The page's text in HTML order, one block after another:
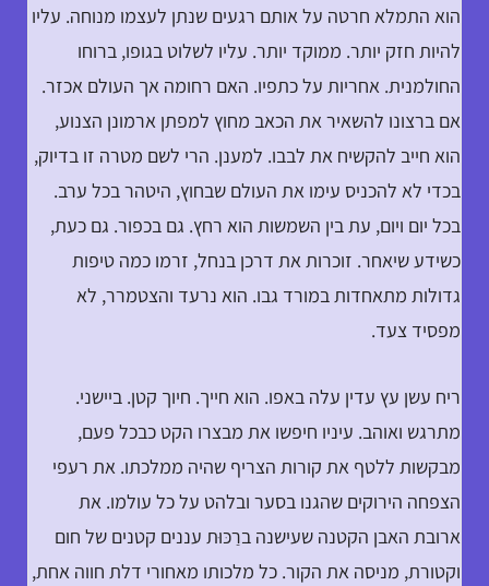
הוא התמלא חרטה על אותם רגעים שנתן לעצמו מנוחה. עליו
להיות חזק יותר. ממוקד יותר. עליו לשלוט בגופו, ברוחו
החולמנית. אחריות על כתפיו. האם רחומה אך העולם אכזר.
אם ברצונו להשאיר את הכאב מחוץ למפתן ארמונן הצנוע,
הוא חייב להקשיח את לבבו. למענן. הרי לשם מטרה זו בדיוק,
בכדי לא להכניס עימו את העולם שבחוץ, היטהר בכל ערב.
בכל יום ויום, עת בין השמשות הוא רחץ. גם בכפור. גם כעת,
כשידע שיאחר. זוכרות את דרכן בנחל, זרמו כמה טיפות
גדולות מתאחדות במורד גבו. הוא נרעד והצטמרר, לא
מפסיד צעד.
ריח עשן עץ עדין עלה באפו. הוא חייך. חיוך קטן. ביישני.
מתרגש ואוהב. עיניו חיפשו את מבצרו הקט כבכל פעם,
מבקשות ללטף את קורות הצריף שהיה ממלכתו. את רעפי
הצפחה הירוקים שהגנו בסער ובלהט על כל עולמו. את
ארובת האבן הקטנה שעישנה ברַכּוּת עננים קטנים של חום
וקטורת, מניסה את הקור. כל מלכותו מאחורי דלת חווה אחת,